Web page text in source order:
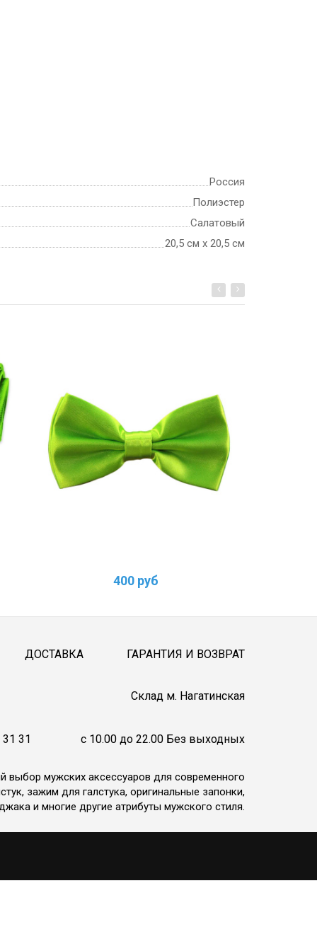
Россия
Полиэстер
Салатовый
20,5 см х 20,5 см
400 руб
ДОСТАВКА ГАРАНТИЯ И ВОЗВРАТ
Cклад м. Нагатинская
31 c 10.00 до 22.00 Без выходных
выбор мужских аксессуаров для современного
зажим для галстука, оригинальные запонки,
и многие другие атрибуты мужского стиля.